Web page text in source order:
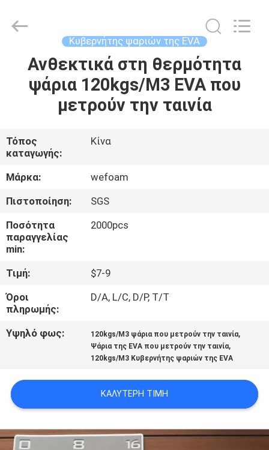
ΣΠΊΤΙ
ΠΡΟΪΌΝΤΑ
ΒΊΝΤΕΟ
ΠΕΡΊΠΟΥ
ΕΜΕΊΣ
ΓΎΡΟΣ
ΕΡΓΟΣΤΑΣΊΩΝ
ΠΟΙΟΤΙΚΌΣ
ΈΛΕΓΧΟΣ
ΕΛΆΤΕ
ΣΕ
ΕΠΑΦΉ
ΜΕ
Co.,Ltd.
Κυβερνήτης ψαριών της EVA
Ανθεκτικά στη θερμότητα
ψάρια 120kgs/M3 EVA που
μετρούν την ταινία
Τόπος
καταγωγής:
Κίνα
Μάρκα:
wefoam
Πιστοποίηση:
SGS
Ποσότητα
παραγγελίας
min:
2000pcs
Τιμή:
$7-9
Όροι
πληρωμής:
D/A, L/C, D/P, T/T
Υψηλό φως: 120kgs/M3 ψάρια που μετρούν την ταινία,
Ψάρια της EVA που μετρούν την ταινία,
120kgs/M3 Κυβερνήτης ψαριών της EVA
ΚΑΛΎΤΕΡΗ ΤΙΜΉ